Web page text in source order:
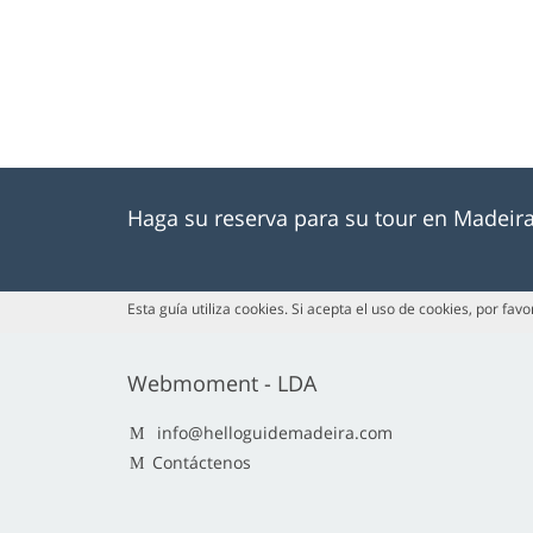
Haga su reserva para su tour en
Esta guía utiliza cookies. Si acepta el uso de cookies, por
Webmoment - LDA
info@helloguidemadeira.com
Contáctenos